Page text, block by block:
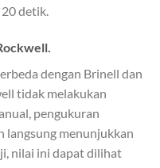
detik.
dengan Brinell dan
tidak melakukan
pengukuran
langsung menunjukkan
nilai ini dapat dilihat